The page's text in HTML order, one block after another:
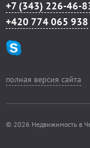
+7 (343) 226-46-
+420 774 065 938
полная версия сайта
© 2026 Недвижимость в